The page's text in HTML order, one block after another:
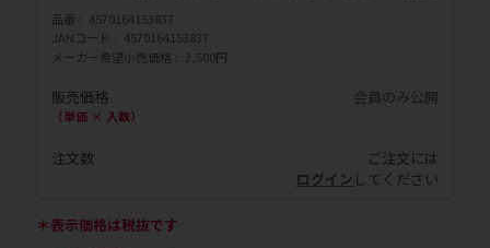
品番
4570164153837
JANコード
4570164153837
メーカー希望小売価格
2,500円
販売価格
（単価 × 入数）
会員のみ公開
注文数
ご注文には
ログイン してください
＊表示価格は税抜です